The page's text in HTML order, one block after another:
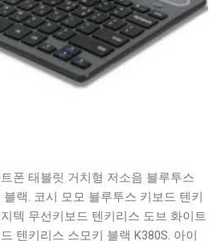
폰 태블릿 거치형 저소음 블루투스
블랙. 코시 모모 블루투스 키보드 텐키
텍 무선키보드 텐키리스 도브 화이트
텐키리스 스모키 블랙 K380S. 아이